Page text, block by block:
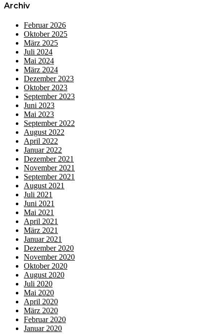
Archiv
Februar 2026
Oktober 2025
März 2025
Juli 2024
Mai 2024
März 2024
Dezember 2023
Oktober 2023
September 2023
Juni 2023
Mai 2023
September 2022
August 2022
April 2022
Januar 2022
Dezember 2021
November 2021
September 2021
August 2021
Juli 2021
Juni 2021
Mai 2021
April 2021
März 2021
Januar 2021
Dezember 2020
November 2020
Oktober 2020
August 2020
Juli 2020
Mai 2020
April 2020
März 2020
Februar 2020
Januar 2020